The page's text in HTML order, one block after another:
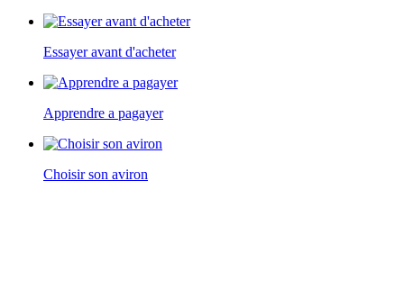
Essayer avant d'acheter
Apprendre a pagayer
Choisir son aviron